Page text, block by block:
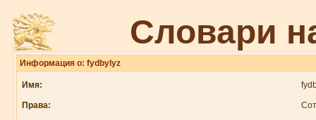
Словари
Информация о: fydbylyz
Имя:
Права: